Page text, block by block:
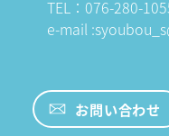
TEL：076-280-
e-mail
お問い合わせ